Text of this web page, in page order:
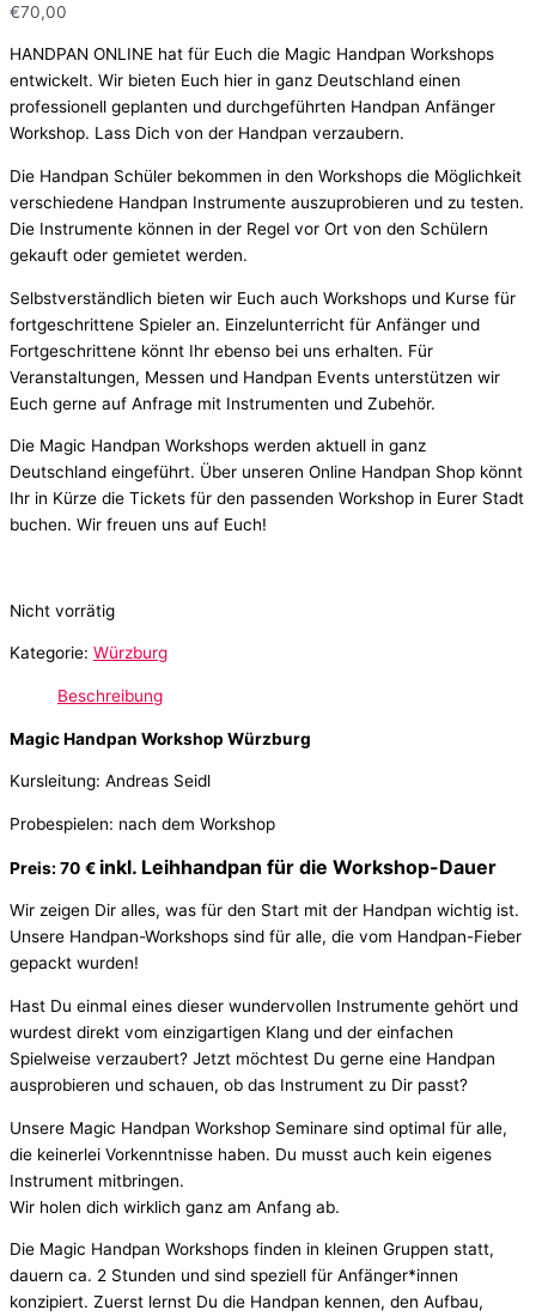
€70,00
HANDPAN ONLINE hat für Euch die Magic Handpan Workshops
entwickelt. Wir bieten Euch hier in ganz Deutschland einen
professionell geplanten und durchgeführten Handpan Anfänger
Workshop. Lass Dich von der Handpan verzaubern.
Die Handpan Schüler bekommen in den Workshops die Möglichkeit
verschiedene Handpan Instrumente auszuprobieren und zu testen.
Die Instrumente können in der Regel vor Ort von den Schülern
gekauft oder gemietet werden.
Selbstverständlich bieten wir Euch auch Workshops und Kurse für
fortgeschrittene Spieler an. Einzelunterricht für Anfänger und
Fortgeschrittene könnt Ihr ebenso bei uns erhalten. Für
Veranstaltungen, Messen und Handpan Events unterstützen wir
Euch gerne auf Anfrage mit Instrumenten und Zubehör.
Die Magic Handpan Workshops werden aktuell in ganz
Deutschland eingeführt. Über unseren Online Handpan Shop könnt
Ihr in Kürze die Tickets für den passenden Workshop in Eurer Stadt
buchen. Wir freuen uns auf Euch!
Nicht vorrätig
Kategorie: Würzburg
Beschreibung
Magic Handpan Workshop Würzburg
Kursleitung: Andreas Seidl
Probespielen: nach dem Workshop
Preis: 70 € inkl. Leihhandpan für die Workshop-Dauer
Wir zeigen Dir alles, was für den Start mit der Handpan wichtig ist.
Unsere Handpan-Workshops sind für alle, die vom Handpan-Fieber
gepackt wurden!
Hast Du einmal eines dieser wundervollen Instrumente gehört und
wurdest direkt vom einzigartigen Klang und der einfachen
Spielweise verzaubert? Jetzt möchtest Du gerne eine Handpan
ausprobieren und schauen, ob das Instrument zu Dir passt?
Unsere Magic Handpan Workshop Seminare sind optimal für alle,
die keinerlei Vorkenntnisse haben. Du musst auch kein eigenes
Instrument mitbringen.
Wir holen dich wirklich ganz am Anfang ab.
Die Magic Handpan Workshops finden in kleinen Gruppen statt,
dauern ca. 2 Stunden und sind speziell für Anfänger*innen
konzipiert. Zuerst lernst Du die Handpan kennen, den Aufbau,